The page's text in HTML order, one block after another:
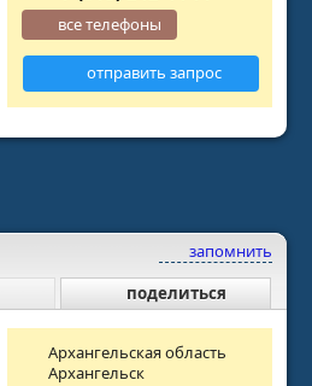
все телефоны
отправить запрос
запомнить
поделиться
Архангельская область
Архангельск